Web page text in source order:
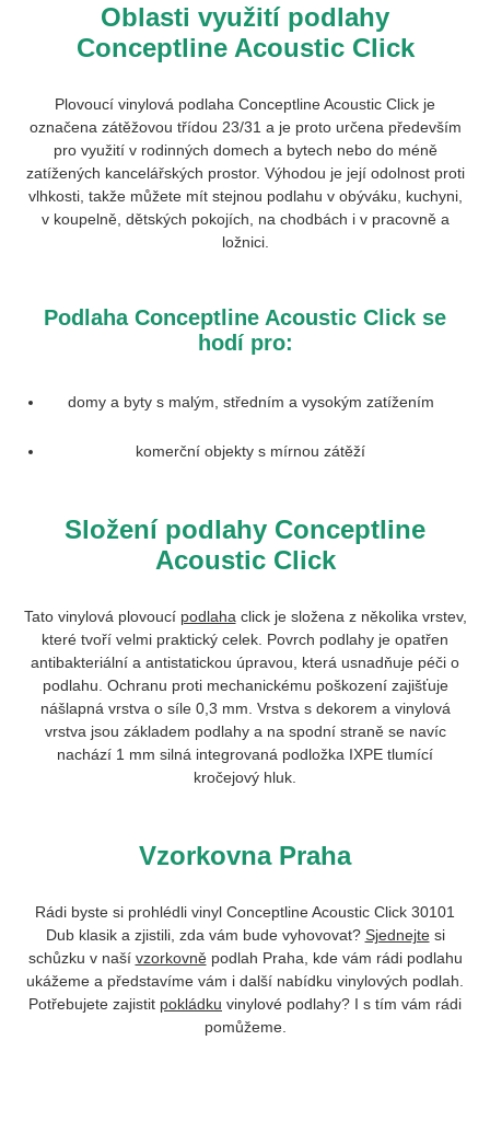
Oblasti využití podlahy
Conceptline Acoustic Click
Plovoucí vinylová podlaha Conceptline Acoustic Click je
označena zátěžovou třídou 23/31 a je proto určena především
pro využití v rodinných domech a bytech nebo do méně
zatížených kancelářských prostor. Výhodou je její odolnost proti
vlhkosti, takže můžete mít stejnou podlahu v obýváku, kuchyni,
v koupelně, dětských pokojích, na chodbách i v pracovně a
ložnici.
Podlaha Conceptline Acoustic Click se
hodí pro:
domy a byty s malým, středním a vysokým zatížením
komerční objekty s mírnou zátěží
Složení podlahy Conceptline
Acoustic Click
Tato vinylová plovoucí podlaha click je složena z několika vrstev,
které tvoří velmi praktický celek. Povrch podlahy je opatřen
antibakteriální a antistatickou úpravou, která usnadňuje péči o
podlahu. Ochranu proti mechanickému poškození zajišťuje
nášlapná vrstva o síle 0,3 mm. Vrstva s dekorem a vinylová
vrstva jsou základem podlahy a na spodní straně se navíc
nachází 1 mm silná integrovaná podložka IXPE tlumící
kročejový hluk.
Vzorkovna Praha
Rádi byste si prohlédli vinyl Conceptline Acoustic Click 30101
Dub klasik a zjistili, zda vám bude vyhovovat? Sjednejtesi
schůzku v naší vzorkovněpodlah Praha, kde vám rádi podlahu
ukážeme a představíme vám i další nabídku vinylových podlah.
Potřebujete zajistit pokládku vinylové podlahy? I s tím vám rádi
pomůžeme.